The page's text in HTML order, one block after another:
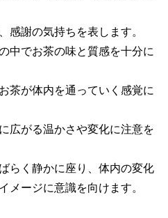
感謝の気持ちを表します。
中でお茶の味と質感を十分に
茶が体内を通っていく感覚に
広がる温かさや変化に注意を
らく静かに座り、体内の変化
メージに意識を向けます。